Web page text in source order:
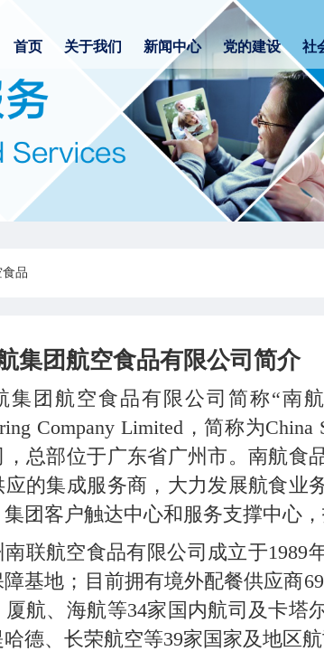
首页
关于我们 新闻中心 党的建设 社
品
集团航空食品有限公司简介
集团航空食品有限公司简称“南
Company Limited，简称为
总部位于广东省广州市。南航食
的集成服务商，大力发展航食业
团客户触达中心和服务支撑中心
联航空食品有限公司成立于1989
基地；目前拥有境外配餐供应商
航、海航等34家国内航司及卡塔
德、长荣航空等39家国家及地区